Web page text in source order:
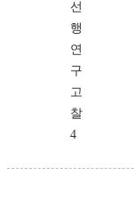
선
행
연
구
고
찰
4